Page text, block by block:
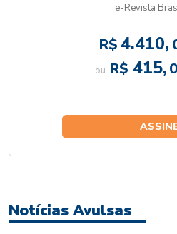
e-Revista
R$ 4.410,
ou R$ 415,
Notícias Avulsas